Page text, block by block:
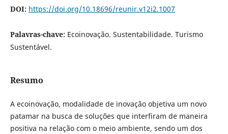
DOI: https://doi.org/10.18696/reunir.v12i2.1007
Palavras-chave: Ecoinovação. Sustentabilidade. Turismo
Sustentável.
Resumo
A ecoinovação, modalidade de inovação objetiva um novo
patamar na busca de soluções que interfiram de maneira
positiva na relação com o meio ambiente, sendo um dos